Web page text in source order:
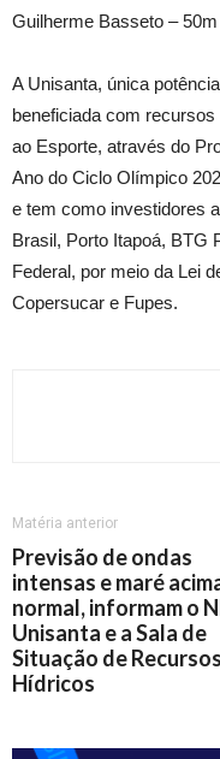
Guilherme Basseto –
A Unisanta, única
beneficiada com
ao Esporte, através do
Ano do Ciclo Olímpico
e tem como investidores
Brasil, Porto Itapoá, BTG
Federal, por meio da Lei
Copersucar e Fupes.
Matéria anterior
Previsão de ondas
intensas e maré
normal, informam o
Unisanta e a Sala de
Situação de Recursos
Hídricos